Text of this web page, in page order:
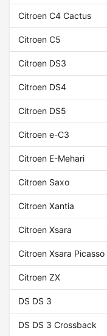
Citroen C4 Cactus
Citroen C5
Citroen DS3
Citroen DS4
Citroen DS5
Citroen e-C3
Citroen E-Mehari
Citroen Saxo
Citroen Xantia
Citroen Xsara
Citroen Xsara Picasso
Citroen ZX
DS DS 3
DS DS 3 Crossback